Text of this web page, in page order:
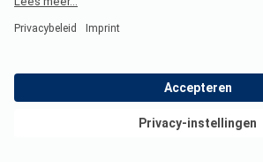
validen?
sanitair voor minder validen.
Bekijk deals